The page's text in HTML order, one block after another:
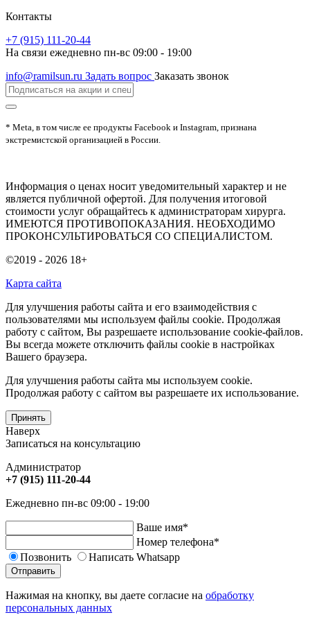
Контакты
+7 (915) 111-20-44
На связи ежедневно пн-вс 09:00 - 19:00
info@ramilsun.ru Задать вопрос Заказать звонок
* Meta, в том числе ее продукты Facebook и Instagram, признана
экстремистской организацией в России.
Информация о ценах носит уведомительный характер и не
является публичной офертой. Для получения итоговой
стоимости услуг обращайтесь к администраторам хирурга.
ИМЕЮТСЯ ПРОТИВОПОКАЗАНИЯ. НЕОБХОДИМО
ПРОКОНСУЛЬТИРОВАТЬСЯ СО СПЕЦИАЛИСТОМ.
©2019 - 2026 18+
Карта сайта
Для улучшения работы сайта и его взаимодействия с
пользователями мы используем файлы cookie. Продолжая
работу с сайтом, Вы разрешаете использование cookie-файлов.
Вы всегда можете отключить файлы cookie в настройках
Вашего браузера.
Для улучшения работы сайта мы используем cookie.
Продолжая работу с сайтом вы разрешаете их использование.
Принять
Наверх
Записаться на консультацию
Администратор
+7 (915) 111-20-44
Ежедневно пн-вс 09:00 - 19:00
Ваше имя*
Номер телефона*
Позвонить
Написать Whatsapp
Отправить
Нажимая на кнопку, вы даете согласие на обработку
персональных данных